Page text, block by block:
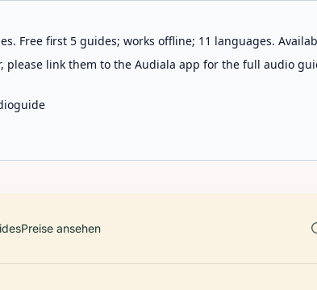
Free first 5 guides; works offline; 11 languages.
please link them to the Audiala app for the full audio
Preise ansehen